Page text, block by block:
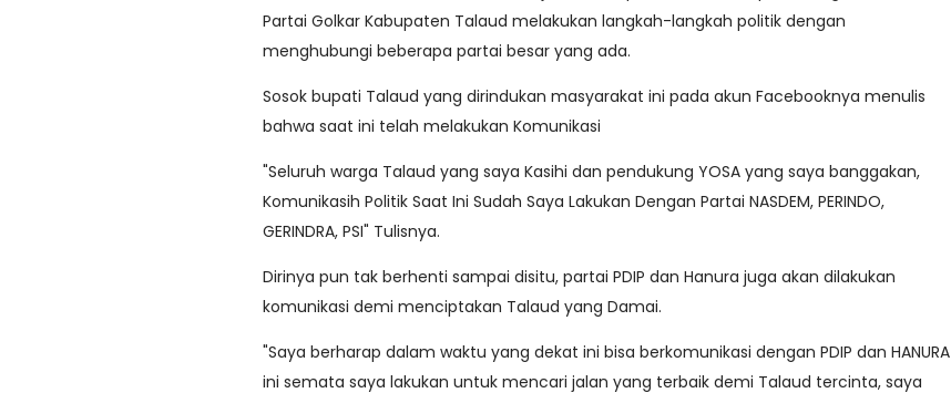
Partai Golkar Kabupaten Talaud melakukan langkah-langkah politik dengan
menghubungi beberapa partai besar yang ada.
Sosok bupati Talaud yang dirindukan masyarakat ini pada akun Facebooknya menulis
bahwa saat ini telah melakukan Komunikasi
"Seluruh warga Talaud yang saya Kasihi dan pendukung YOSA yang saya banggakan,
Komunikasih Politik Saat Ini Sudah Saya Lakukan Dengan Partai NASDEM, PERINDO,
GERINDRA, PSI" Tulisnya.
Dirinya pun tak berhenti sampai disitu, partai PDIP dan Hanura juga akan dilakukan
komunikasi demi menciptakan Talaud yang Damai.
"Saya berharap dalam waktu yang dekat ini bisa berkomunikasi dengan PDIP dan HANURA
ini semata saya lakukan untuk mencari jalan yang terbaik demi Talaud tercinta, saya